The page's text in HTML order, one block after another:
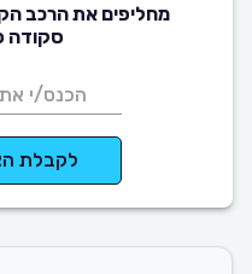
מחליפים את הרכב
סקודה
לקבלת